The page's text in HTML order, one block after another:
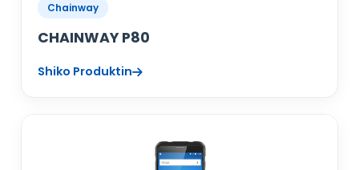
Chainway
CHAINWAY P80
Shiko Produktin